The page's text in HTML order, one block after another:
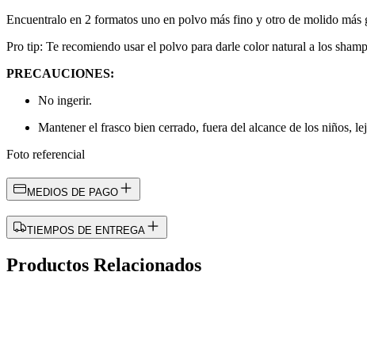
Encuentralo en 2 formatos uno en polvo más fino y otro de molido más
Pro tip: Te recomiendo usar el polvo para darle color natural a los
PRECAUCIONES:
No ingerir.
Mantener el frasco bien cerrado, fuera del alcance de los niños,
Foto referencial
MEDIOS DE PAGO
TIEMPOS DE ENTREGA
Productos Relacionados